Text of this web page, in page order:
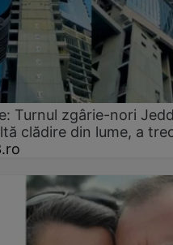
Turnul zgârie-nori
clădire din lume, a